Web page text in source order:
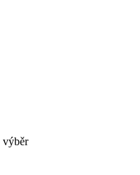
výběr